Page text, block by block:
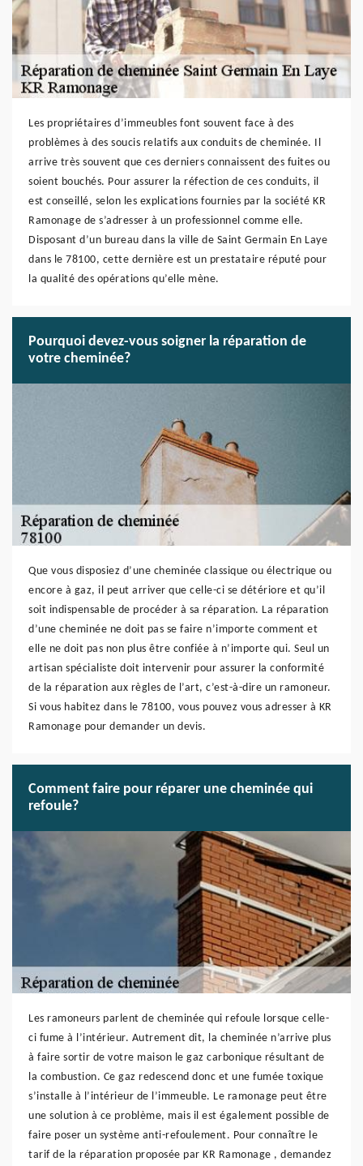
Les propriétaires d’immeubles font souvent face à des
problèmes à des soucis relatifs aux conduits de cheminée. Il
arrive très souvent que ces derniers connaissent des fuites ou
soient bouchés. Pour assurer la réfection de ces conduits, il
est conseillé, selon les explications fournies par la société KR
Ramonage de s’adresser à un professionnel comme elle.
Disposant d’un bureau dans la ville de Saint Germain En Laye
dans le 78100, cette dernière est un prestataire réputé pour
la qualité des opérations qu’elle mène.
Pourquoi devez-vous soigner la réparation de
votre cheminée?
Que vous disposiez d’une cheminée classique ou électrique ou
encore à gaz, il peut arriver que celle-ci se détériore et qu’il
soit indispensable de procéder à sa réparation. La réparation
d’une cheminée ne doit pas se faire n’importe comment et
elle ne doit pas non plus être confiée à n’importe qui. Seul un
artisan spécialiste doit intervenir pour assurer la conformité
de la réparation aux règles de l’art, c’est-à-dire un ramoneur.
Si vous habitez dans le 78100, vous pouvez vous adresser à KR
Ramonage pour demander un devis.
Comment faire pour réparer une cheminée qui
refoule?
Les ramoneurs parlent de cheminée qui refoule lorsque celle-
ci fume à l’intérieur. Autrement dit, la cheminée n’arrive plus
à faire sortir de votre maison le gaz carbonique résultant de
la combustion. Ce gaz redescend donc et une fumée toxique
s’installe à l’intérieur de l’immeuble. Le ramonage peut être
une solution à ce problème, mais il est également possible de
faire poser un système anti-refoulement. Pour connaître le
tarif de la réparation proposée par KR Ramonage , demandez